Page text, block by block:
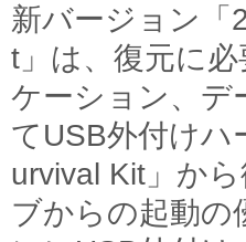
新バージョン「
t」は、復元に
ケーション、デ
てUSB外付けハ
urvival Kit」か
ブからの起動の